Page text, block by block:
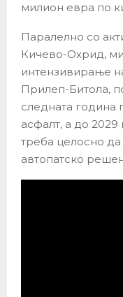
милион евра по
Паралелно со
Кичево-Охрид,
интензивирање
Прилеп-Битола,
следната година
асфалт, а до 2029
треба целосно
автопатско